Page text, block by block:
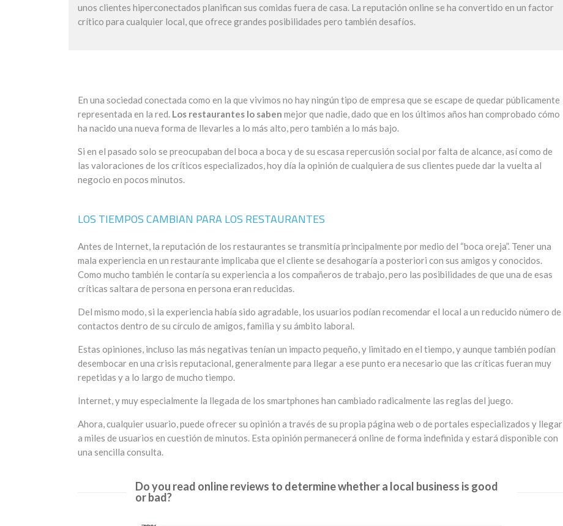
unos clientes hiperconectados planifican sus comidas fuera de casa. La reputación online se ha convertido en un factor
crítico para cualquier local, que ofrece grandes posibilidades pero también desafíos.
En una sociedad conectada como en la que vivimos no hay ningún tipo de empresa que se escape de quedar públicamente
representada en la red. Los restaurantes lo saben mejor que nadie, dado que en los últimos años han comprobado cómo
ha nacido una nueva forma de llevarles a lo más alto, pero también a lo más bajo.
Si en el pasado solo se preocupaban del boca a boca y de su escasa repercusión social por falta de alcance, así como de
las valoraciones de los críticos especializados, hoy día la opinión de cualquiera de sus clientes puede dar la vuelta al
negocio en pocos minutos.
LOS TIEMPOS CAMBIAN PARA LOS RESTAURANTES
Antes de Internet, la reputación de los restaurantes se transmitía principalmente por medio del “boca oreja”. Tener una
mala experiencia en un restaurante implicaba que el cliente se desahogaría a posteriori con sus amigos y conocidos.
Como mucho también le contaría su experiencia a los compañeros de trabajo, pero las posibilidades de que una de esas
críticas saltara de persona en persona eran reducidas.
Del mismo modo, si la experiencia había sido agradable, los usuarios podían recomendar el local a un reducido número de
contactos dentro de su círculo de amigos, familia y su ámbito laboral.
Estas opiniones, incluso las más negativas tenían un impacto pequeño, y limitado en el tiempo, y aunque también podían
desembocar en una crisis reputacional, generalmente para llegar a ese punto era necesario que las críticas fueran muy
repetidas y a lo largo de mucho tiempo.
Internet, y muy especialmente la llegada de los smartphones han cambiado radicalmente las reglas del juego.
Ahora, cualquier usuario, puede ofrecer su opinión a través de su propia página web o de portales especializados y llegar
a miles de usuarios en cuestión de minutos. Esta opinión permanecerá online de forma indefinida y estará disponible con
una sencilla consulta.
Do you read online reviews to determine whether a local business is good
or bad?